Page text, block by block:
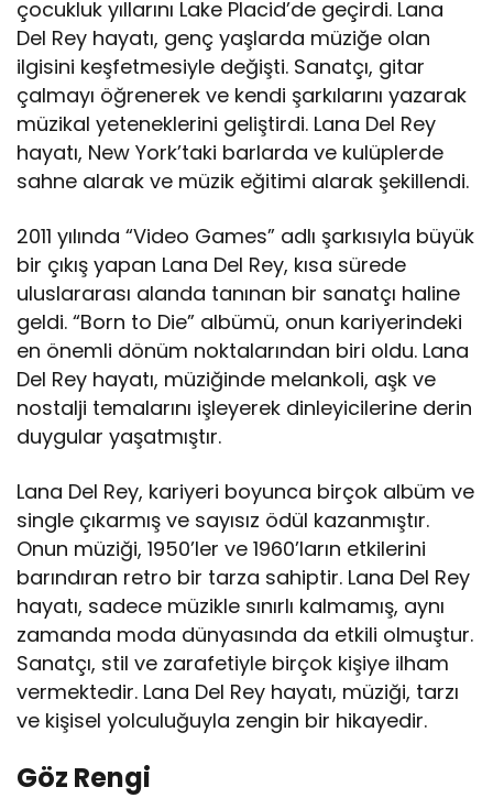
çocukluk yıllarını Lake Placid’de geçirdi. Lana
Del Rey hayatı, genç yaşlarda müziğe olan
ilgisini keşfetmesiyle değişti. Sanatçı, gitar
çalmayı öğrenerek ve kendi şarkılarını yazarak
müzikal yeteneklerini geliştirdi. Lana Del Rey
hayatı, New York’taki barlarda ve kulüplerde
sahne alarak ve müzik eğitimi alarak şekillendi.
2011 yılında “Video Games” adlı şarkısıyla büyük
bir çıkış yapan Lana Del Rey, kısa sürede
uluslararası alanda tanınan bir sanatçı haline
geldi. “Born to Die” albümü, onun kariyerindeki
en önemli dönüm noktalarından biri oldu. Lana
Del Rey hayatı, müziğinde melankoli, aşk ve
nostalji temalarını işleyerek dinleyicilerine derin
duygular yaşatmıştır.
Lana Del Rey, kariyeri boyunca birçok albüm ve
single çıkarmış ve sayısız ödül kazanmıştır.
Onun müziği, 1950’ler ve 1960’ların etkilerini
barındıran retro bir tarza sahiptir. Lana Del Rey
hayatı, sadece müzikle sınırlı kalmamış, aynı
zamanda moda dünyasında da etkili olmuştur.
Sanatçı, stil ve zarafetiyle birçok kişiye ilham
vermektedir. Lana Del Rey hayatı, müziği, tarzı
ve kişisel yolculuğuyla zengin bir hikayedir.
Göz Rengi